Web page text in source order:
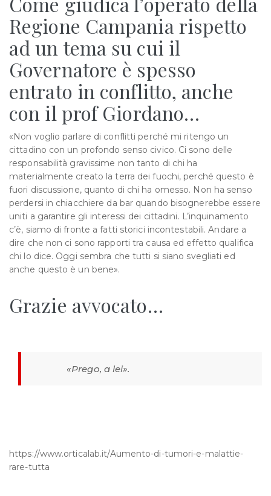
Regione Campania rispetto
ad un tema su cui il
Governatore è spesso
entrato in conflitto, anche
con il prof Giordano…
«Non voglio parlare di conflitti perché mi ritengo un
cittadino con un profondo senso civico. Ci sono delle
responsabilità gravissime non tanto di chi ha
materialmente creato la terra dei fuochi, perché questo è
fuori discussione, quanto di chi ha omesso. Non ha senso
perdersi in chiacchiere da bar quando bisognerebbe essere
uniti a garantire gli interessi dei cittadini. L’inquinamento
c’è, siamo di fronte a fatti storici incontestabili. Andare a
dire che non ci sono rapporti tra causa ed effetto qualifica
chi lo dice. Oggi sembra che tutti si siano svegliati ed
anche questo è un bene».
Grazie avvocato…
«Prego, a lei».
https://www.orticalab.it/Aumento-di-tumori-e-malattie-
rare-tutta